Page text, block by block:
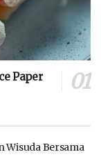
Paper
Wisuda Bersama